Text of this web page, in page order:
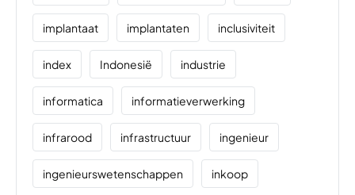
implantaat implantaten inclusiviteit
index Indonesië industrie
informatica informatieverwerking
infrarood infrastructuur ingenieur
ingenieurswetenschappen inkoop